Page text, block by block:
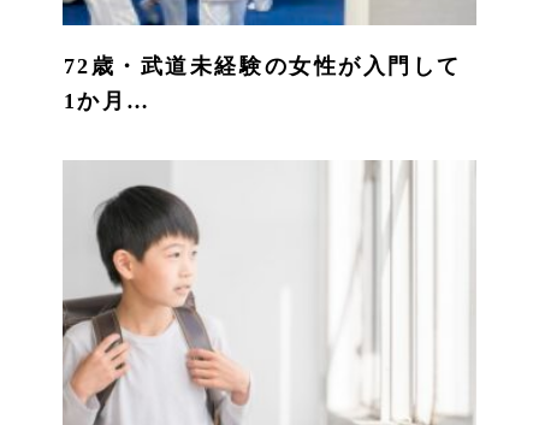
72歳・武道未経験の女性が入門して
1か月…